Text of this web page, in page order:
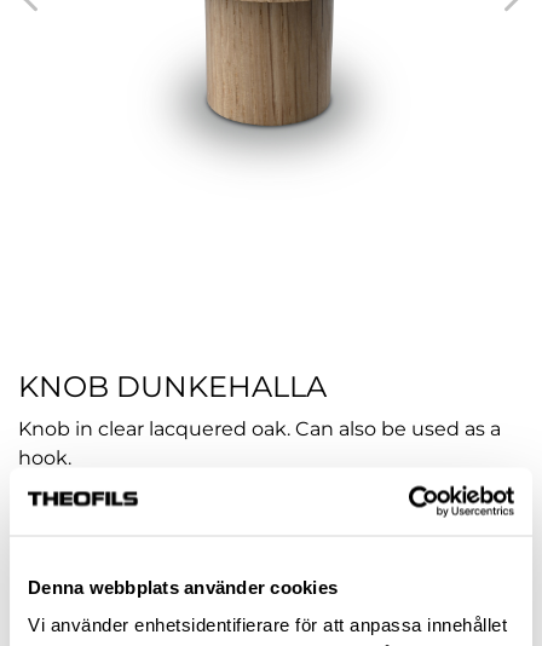
Denna webbplats använder cookies
Vi använder enhetsidentifierare för att anpassa innehållet
KNOB DUNKEHALLA
Knob in clear lacquered oak. Can also be used as a
hook.
Article no.:hp-112836
OAK (LACQUERED)